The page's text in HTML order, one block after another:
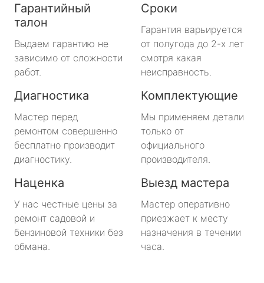
Гарантийный
талон
Выдаем гарантию не
зависимо от сложности
работ.
Сроки
Гарантия варьируется
от полугода до 2-х лет
смотря какая
неисправность.
Диагностика
Мастер перед
ремонтом совершенно
бесплатно производит
диагностику.
Комплектующие
Мы применяем детали
только от
официального
производителя.
Наценка
У нас честные цены за
ремонт садовой и
бензиновой техники без
обмана.
Выезд мастера
Мастер оперативно
приезжает к месту
назначения в течении
часа.